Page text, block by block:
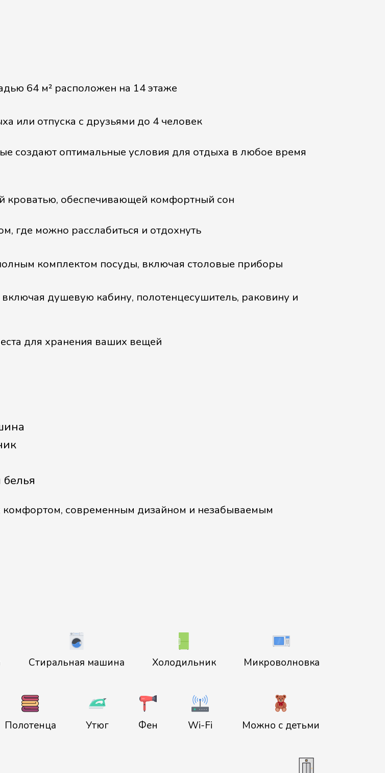
64 м² расположен на 14 этаже
или отпуска с друзьями до 4 человек
создают оптимальные условия для отдыха в любое время
кроватью, обеспечивающей комфортный сон
где можно расслабиться и отдохнуть
комплектом посуды, включая столовые приборы
душевую кабину, полотенцесушитель, раковину и
для хранения ваших вещей
комфортом, современным дизайном и незабываемым
Стиральная машина Холодильник Микроволновка
Полотенца Утюг Фен Wi-Fi Можно с детьми